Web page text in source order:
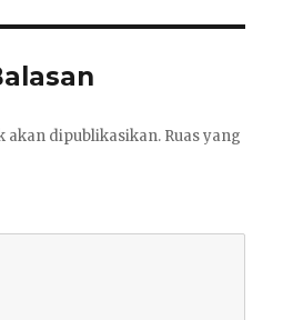
akan dipublikasikan. Ruas yang